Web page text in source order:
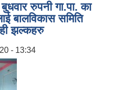
रुपनी गा.पा. का
बालविकास समिति
झल्कहरु
- 13:34